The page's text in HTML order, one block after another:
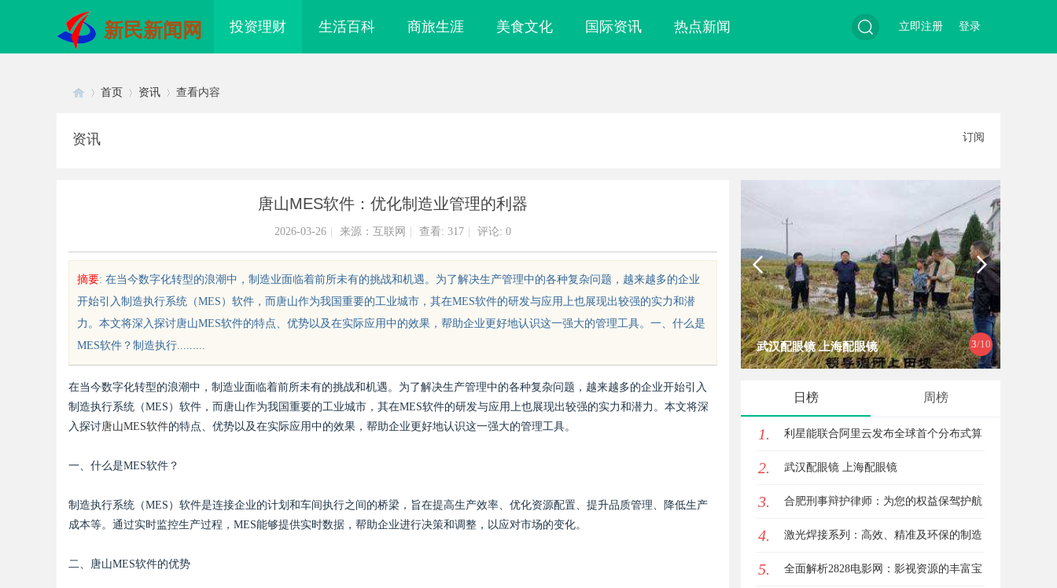
新民新闻网 投资理财 生活百科 商旅生涯 美食文化 国际资讯 热点新闻 登录
立即注册
uz
首页 资讯 查看内容
资讯 订阅
唐山MES软件：优化制造业管理的利器
2026-03-26 来源：互联网 查看: 317 评论: 0
摘要: 在当今数字化转型的浪潮中，制造业面临着前所未有的挑战和机遇。为了解决生产管理中的各种复杂问题，越来越多的企业
开始引入制造执行系统（MES）软件，而唐山作为我国重要的工业城市，其在MES软件的研发与应用上也展现出较强的实力和潜
力。本文将深入探讨唐山MES软件的特点、优势以及在实际应用中的效果，帮助企业更好地认识这一强大的管理工具。一、什么是
MES软件？制造执行.........
在当今数字化转型的浪潮中，制造业面临着前所未有的挑战和机遇。为了解决生产管理中的各种复杂问题，越来越多的企业开始引入
制造执行系统（MES）软件，而唐山作为我国重要的工业城市，其在MES软件的研发与应用上也展现出较强的实力和潜力。本文将深
入探讨唐山MES软件的特点、优势以及在实际应用中的效果，帮助企业更好地认识这一强大的管理工具。
一、什么是MES软件？
制造执行系统（MES）软件是连接企业的计划和车间执行之间的桥梁，旨在提高生产效率、优化资源配置、提升品质管理、降低生产
成本等。通过实时监控生产过程，MES能够提供实时数据，帮助企业进行决策和调整，以应对市场的变化。
二、唐山MES软件的优势
4/10
2026年轻卡回本能力解析：奥铃青春
版回本关键因素与高潜力车型介绍
武汉配眼镜 上海配眼镜
日榜 周榜
1. 利星能联合阿里云发布全球首个分布式算
电协同解决方案
2. 武汉配眼镜 上海配眼镜
3. 合肥刑事辩护律师：为您的权益保驾护航
4. 激光焊接系列：高效、精准及环保的制造
解决方案
5. 全面解析2828电影网：影视资源的丰富宝